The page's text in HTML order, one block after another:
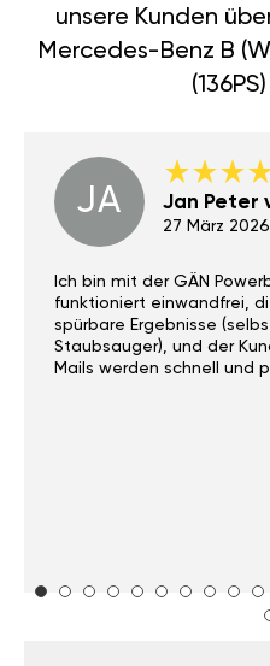
unsere Kunden
Mercedes-Benz B
JA Jan Peter
27 März 2026
Ich bin mit der GÄN
funktioniert einwandfrei,
spürbare Ergebnisse
Staubsauger), und der
Mails werden schnell und